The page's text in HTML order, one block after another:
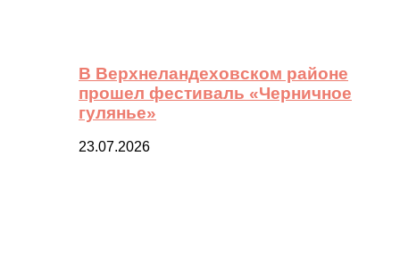
В Верхнеландеховском районе
прошел фестиваль «Черничное
гулянье»
23.07.2026